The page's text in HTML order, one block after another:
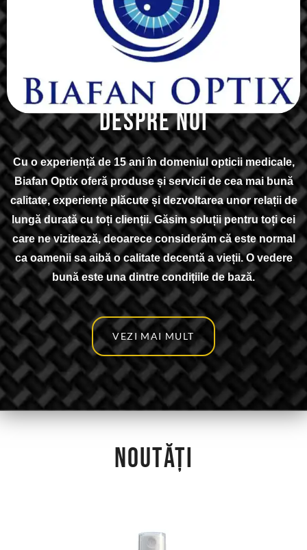
DESPRE NOI
Cu o experiență de 15 ani în domeniul opticii medicale,
Biafan Optix oferă produse și servicii de cea mai bună
calitate, experiențe plăcute și dezvoltarea unor relații de
lungă durată cu toți clienții. Găsim soluții pentru toți cei
care ne vizitează, deoarece considerăm că este normal
ca oamenii sa aibă o calitate decentă a vieții. O vedere
bună este una dintre condițiile de bază.
VEZI MAI MULT
NOUTĂȚI